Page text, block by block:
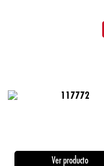
Ver producto